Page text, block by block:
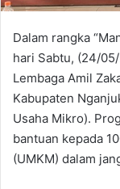
Dalam rangka
hari Sabtu, (24/
Lembaga Amil
Kabupaten
Usaha Mikro).
bantuan kepada
(UMKM) dalam